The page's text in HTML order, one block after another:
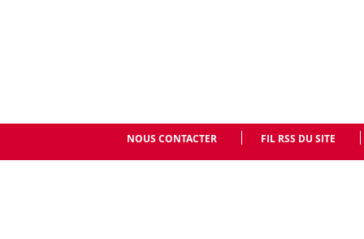
NOUS CONTACTER FIL RSS DU SITE